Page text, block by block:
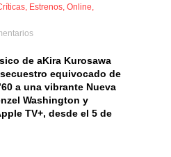
Estrenos Online
de aKira Kurosawa
equivocado de
a una vibrante Nueva
Washington y
TV+, desde el 5 de